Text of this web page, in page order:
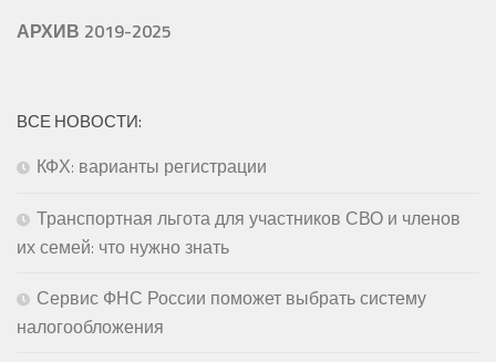
АРХИВ 2019-2025
ВСЕ НОВОСТИ:
КФХ: варианты регистрации
Транспортная льгота для участников СВО и членов
их семей: что нужно знать
Сервис ФНС России поможет выбрать систему
налогообложения